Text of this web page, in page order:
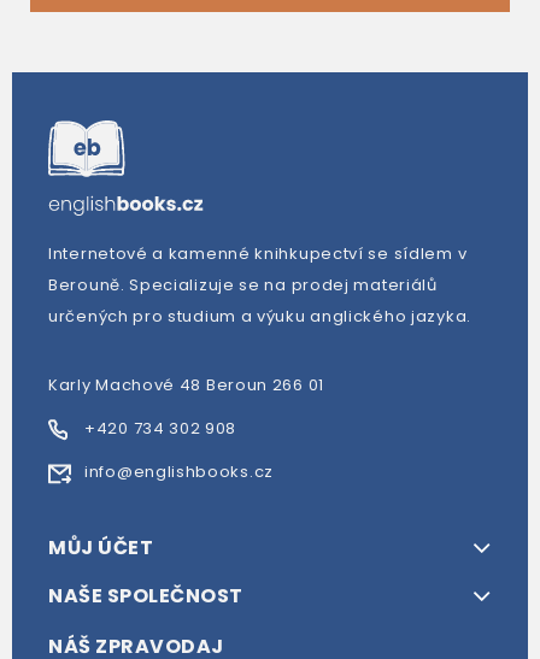
Internetové a kamenné knihkupectví se sídlem v
Berouně. Specializuje se na prodej materiálů
určených pro studium a výuku anglického jazyka.
Karly Machové 48 Beroun 266 01
+420 734 302 908
info@englishbooks.cz
MŮJ ÚČET
NAŠE SPOLEČNOST
NÁŠ ZPRAVODAJ